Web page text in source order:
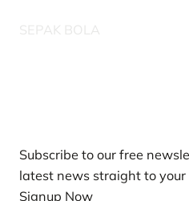
SEPAK BOLA
Subscribe to our free
latest news straight to your
Signup Now